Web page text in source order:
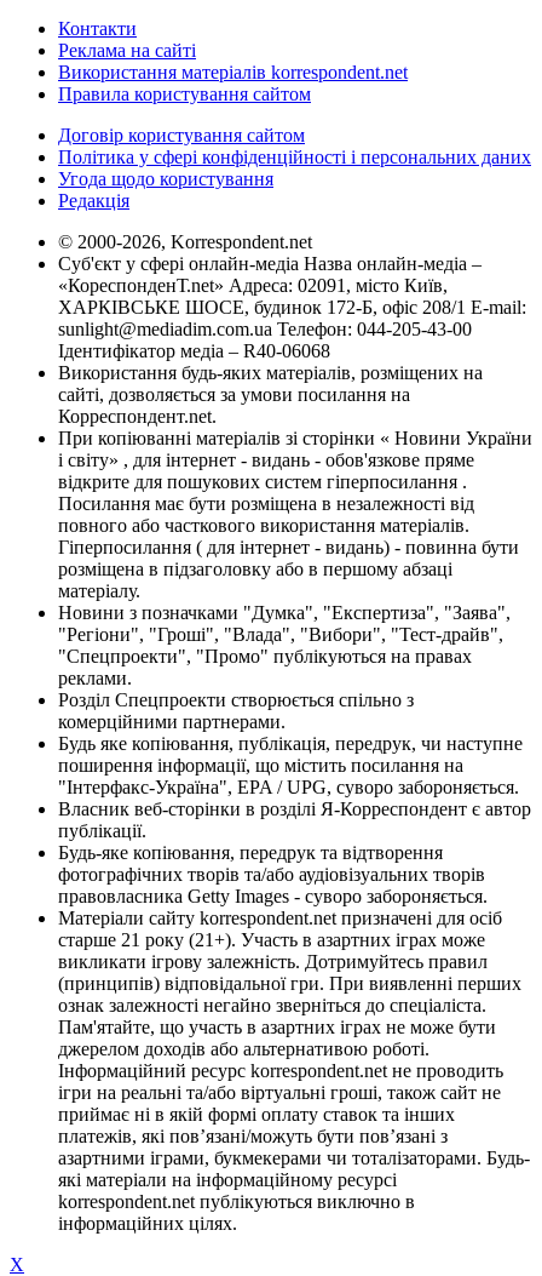
Контакти
Реклама на сайті
Використання матеріалів korrespondent.net
Правила користування сайтом
Договір користування сайтом
Політика у сфері конфіденційності і персональних даних
Угода щодо користування
Редакція
© 2000-2026, Korrespondent.net
Суб'єкт у сфері онлайн-медіа Назва онлайн-медіа –
«КореспонденТ.net» Адреса: 02091, місто Київ,
ХАРКІВСЬКЕ ШОСЕ, будинок 172-Б, офіс 208/1 E-mail:
sunlight@mediadim.com.ua Телефон: 044-205-43-00
Ідентифікатор медіа – R40-06068
Використання будь-яких матеріалів, розміщених на
сайті, дозволяється за умови посилання на
Корреспондент.net.
При копіюванні матеріалів зі сторінки « Новини України
і світу» , для інтернет - видань - обов'язкове пряме
відкрите для пошукових систем гіперпосилання .
Посилання має бути розміщена в незалежності від
повного або часткового використання матеріалів.
Гіперпосилання ( для інтернет - видань) - повинна бути
розміщена в підзаголовку або в першому абзаці
матеріалу.
Новини з позначками "Думка", "Експертиза", "Заява",
"Регіони", "Гроші", "Влада", "Вибори", "Тест-драйв",
"Спецпроекти", "Промо" публікуються на правах
реклами.
Розділ Спецпроекти створюється спільно з
комерційними партнерами.
Будь яке копіювання, публікація, передрук, чи наступне
поширення інформації, що містить посилання на
"Інтерфакс-Україна", EPA / UPG, суворо забороняється.
Власник веб-сторінки в розділі Я-Корреспондент є автор
публікації.
Будь-яке копіювання, передрук та відтворення
фотографічних творів та/або аудіовізуальних творів
правовласника Getty Images - суворо забороняється.
Матеріали сайту korrespondent.net призначені для осіб
старше 21 року (21+). Участь в азартних іграх може
викликати ігрову залежність. Дотримуйтесь правил
(принципів) відповідальної гри. При виявленні перших
ознак залежності негайно зверніться до спеціаліста.
Пам'ятайте, що участь в азартних іграх не може бути
джерелом доходів або альтернативою роботі.
Інформаційний ресурс korrespondent.net не проводить
ігри на реальні та/або віртуальні гроші, також сайт не
приймає ні в якій формі оплату ставок та інших
платежів, які пов’язані/можуть бути пов’язані з
азартними іграми, букмекерами чи тоталізаторами. Будь-
які матеріали на інформаційному ресурсі
korrespondent.net публікуються виключно в
інформаційних цілях.
X